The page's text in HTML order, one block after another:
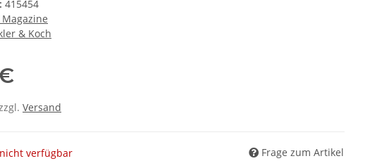
415454
Magazine
& Koch
Versand
verfügbar Frage zum Artikel